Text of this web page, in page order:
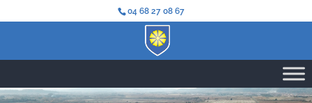
04 68 27 08 67